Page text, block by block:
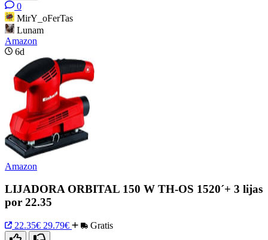
0
MirY_oFerTas
Lunam
Amazon
6d
Amazon
LIJADORA ORBITAL 150 W TH-OS 1520´+ 3 lijas
por 22.35
22.35€ 29.79€ Gratis